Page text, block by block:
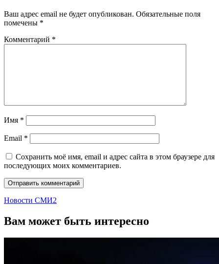
Ваш адрес email не будет опубликован. Обязательные поля
помечены *
Комментарий *
Имя *
Email *
Сохранить моё имя, email и адрес сайта в этом браузере для
последующих моих комментариев.
Новости СМИ2
Вам может быть интересно